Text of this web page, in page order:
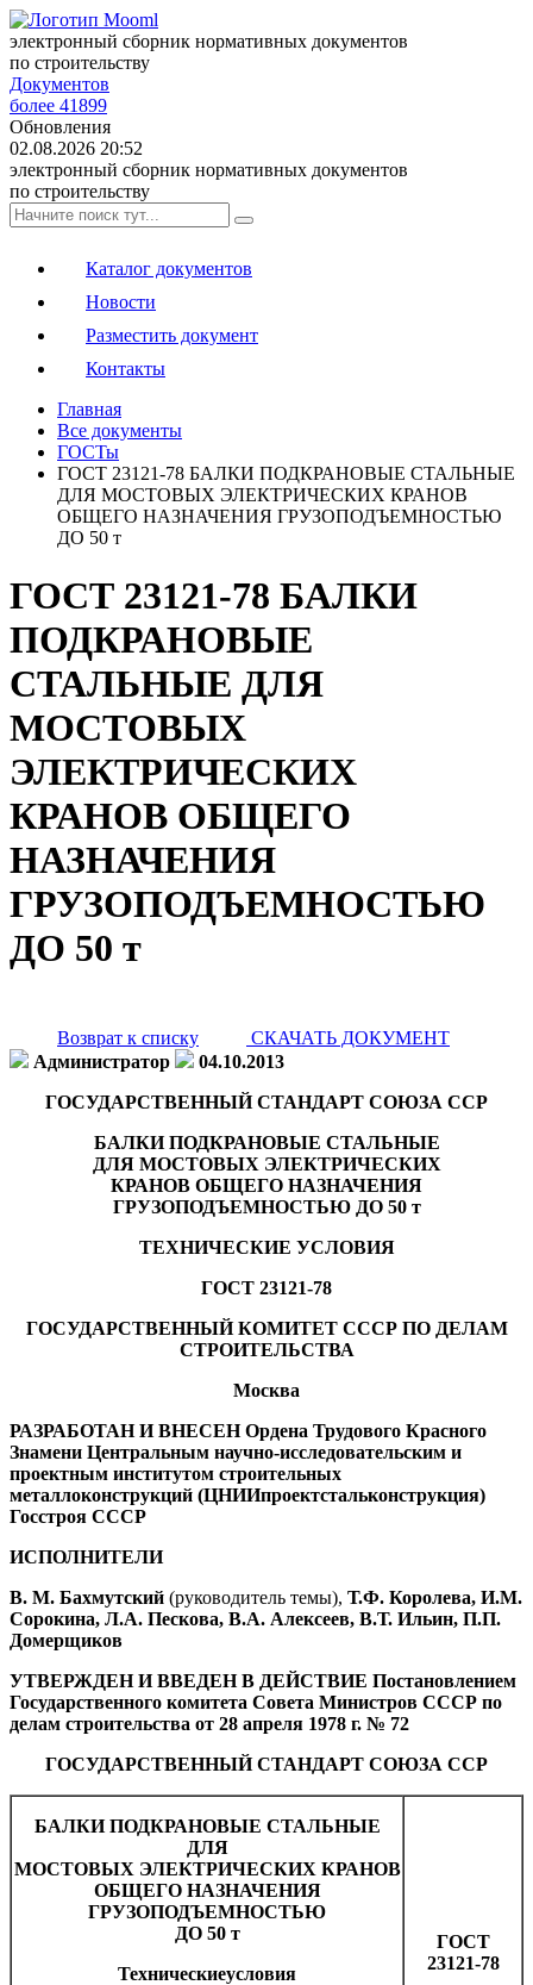
электронный сборник нормативных документов
по строительству
Документов
более 41899
Обновления
02.08.2026 20:52
электронный сборник нормативных документов
по строительству
Каталог документов
Новости
Разместить документ
Контакты
Главная
Все документы
ГОСТы
ГОСТ 23121-78 БАЛКИ ПОДКРАНОВЫЕ СТАЛЬНЫЕ
ДЛЯ МОСТОВЫХ ЭЛЕКТРИЧЕСКИХ КРАНОВ
ОБЩЕГО НАЗНАЧЕНИЯ ГРУЗОПОДЪЕМНОСТЬЮ
ДО 50 т
ГОСТ 23121-78 БАЛКИ
ПОДКРАНОВЫЕ
СТАЛЬНЫЕ ДЛЯ
МОСТОВЫХ
ЭЛЕКТРИЧЕСКИХ
КРАНОВ ОБЩЕГО
НАЗНАЧЕНИЯ
ГРУЗОПОДЪЕМНОСТЬЮ
ДО 50 т
Возврат к списку
СКАЧАТЬ ДОКУМЕНТ
Администратор
04.10.2013
ГОСУДАРСТВЕННЫЙ СТАНДАРТ СОЮЗА ССР
БАЛКИ ПОДКРАНОВЫЕ СТАЛЬНЫЕ
ДЛЯ МОСТОВЫХ ЭЛЕКТРИЧЕСКИХ
КРАНОВ ОБЩЕГО НАЗНАЧЕНИЯ
ГРУЗОПОДЪЕМНОСТЬЮ ДО 50 т
ТЕХНИЧЕСКИЕ УСЛОВИЯ
ГОСТ 23121-78
ГОСУДАРСТВЕННЫЙ КОМИТЕТ СССР ПО ДЕЛАМ
СТРОИТЕЛЬСТВА
Москва
РАЗРАБОТАН И ВНЕСЕН Ордена Трудового Красного
Знамени Центральным научно-исследовательским и
проектным институтом строительных
металлоконструкций (ЦНИИпроектстальконструкция)
Госстроя СССР
ИСПОЛНИТЕЛИ
В. М. Бахмутский (руководитель темы), Т.Ф. Королева, И.М.
Сорокина, Л.А. Пескова, В.А. Алексеев, В.Т. Ильин, П.П.
Домерщиков
УТВЕРЖДЕН И ВВЕДЕН В ДЕЙСТВИЕ Постановлением
Государственного комитета Совета Министров СССР по
делам строительства от 28 апреля 1978 г. № 72
ГОСУДАРСТВЕННЫЙ СТАНДАРТ СОЮЗА ССР
БАЛКИ ПОДКРАНОВЫЕ СТАЛЬНЫЕ
ДЛЯ
МОСТОВЫХ ЭЛЕКТРИЧЕСКИХ КРАНОВ
ОБЩЕГО НАЗНАЧЕНИЯ
ГРУЗОПОДЪЕМНОСТЬЮ
ДО 50 т
Техническиеусловия
ГОСТ
23121-78